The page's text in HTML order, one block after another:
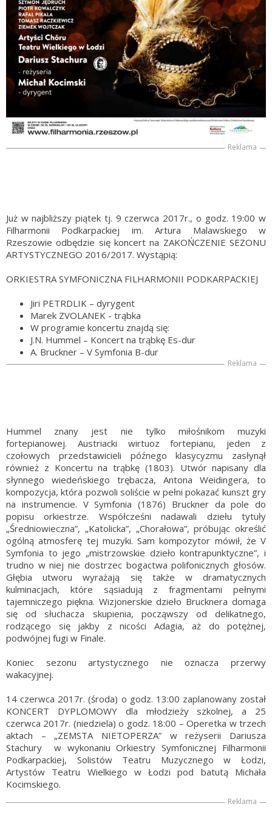
Reklama
Już w najbliższy piątek tj. 9 czerwca 2017r., o godz. 19:00 w
Filharmonii Podkarpackiej im. Artura Malawskiego w
Rzeszowie odbędzie się koncert na ZAKOŃCZENIE SEZONU
ARTYSTYCZNEGO 2016/2017. Wystąpią:
ORKIESTRA SYMFONICZNA FILHARMONII PODKARPACKIEJ
Jiri PETRDLIK – dyrygent
Marek ZVOLANEK - trąbka
W programie koncertu znajdą się:
J.N. Hummel – Koncert na trąbkę Es-dur
A. Bruckner – V Symfonia B-dur
Reklama
Hummel znany jest nie tylko miłośnikom muzyki
fortepianowej. Austriacki wirtuoz fortepianu, jeden z
czołowych przedstawicieli późnego klasycyzmu zasłynął
również z Koncertu na trąbkę (1803). Utwór napisany dla
słynnego wiedeńskiego trębacza, Antona Weidingera, to
kompozycja, która pozwoli soliście w pełni pokazać kunszt gry
na instrumencie. V Symfonia (1876) Bruckner da pole do
popisu orkiestrze. Współcześni nadawali dziełu tytuły
„Średniowieczna”, „Katolicka”, „Chorałowa”, próbując określić
ogólną atmosferę tej muzyki. Sam kompozytor mówił, że V
Symfonia to jego „mistrzowskie dzieło kontrapunktyczne”, i
trudno w niej nie dostrzec bogactwa polifonicznych głosów.
Głębia utworu wyrażają się także w dramatycznych
kulminacjach, które sąsiadują z fragmentami pełnymi
tajemniczego piękna. Wizjonerskie dzieło Brucknera domaga
się od słuchacza skupienia, począwszy od delikatnego,
rodzącego się jakby z nicości Adagia, aż do potężnej,
podwójnej fugi w Finale.
Koniec sezonu artystycznego nie oznacza przerwy
wakacyjnej.
14 czerwca 2017r. (środa) o godz. 13:00 zaplanowany został
KONCERT DYPLOMOWY dla młodzieży szkolnej, a 25
czerwca 2017r. (niedziela) o godz. 18:00 – Operetka w trzech
aktach – „ZEMSTA NIETOPERZA” w reżyserii Dariusza
Stachury w wykonaniu Orkiestry Symfonicznej Filharmonii
Podkarpackiej, Solistów Teatru Muzycznego w Łodzi,
Artystów Teatru Wielkiego w Łodzi pod batutą Michała
Kocimskiego.
Reklama